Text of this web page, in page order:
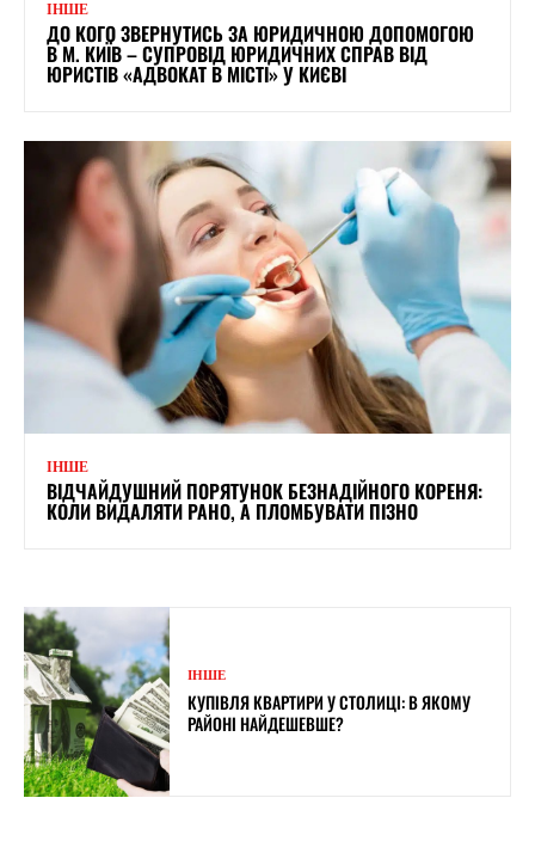
ІНШЕ
ДО КОГО ЗВЕРНУТИСЬ ЗА ЮРИДИЧНОЮ ДОПОМОГОЮ
В М. КИЇВ – СУПРОВІД ЮРИДИЧНИХ СПРАВ ВІД
ЮРИСТІВ «АДВОКАТ В МІСТІ» У КИЄВІ
ІНШЕ
ВІДЧАЙДУШНИЙ ПОРЯТУНОК БЕЗНАДІЙНОГО КОРЕНЯ:
КОЛИ ВИДАЛЯТИ РАНО, А ПЛОМБУВАТИ ПІЗНО
ІНШЕ
КУПІВЛЯ КВАРТИРИ У СТОЛИЦІ: В ЯКОМУ
РАЙОНІ НАЙДЕШЕВШЕ?